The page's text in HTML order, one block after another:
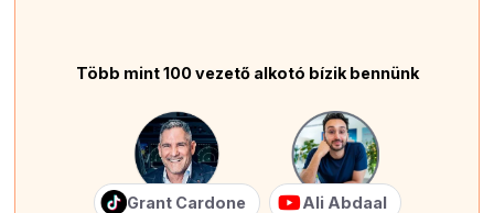
Több mint 100 vezető alkotó bízik bennünk
Grant Cardone Ali Abdaal